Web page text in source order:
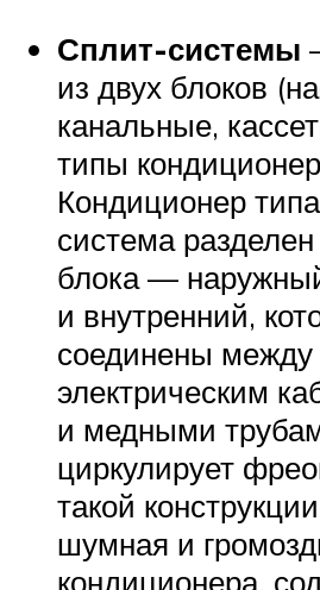
Сплит-системы
из двух блоков
канальные,
типы
Кондиционер
система
блока —
и внутренний,
соединены между
электрическим
и медными
циркулирует
такой
шумная и
кондиционера,